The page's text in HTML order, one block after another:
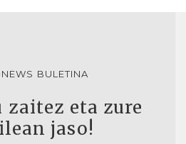
BULETINA
zaitez eta zure
jaso!